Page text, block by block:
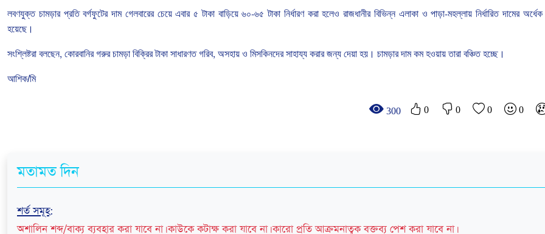
লবণযুক্ত চামড়ার প্রতি বর্গফুটের দাম গেলবারের চেয়ে এবার ৫ টাকা বাড়িয়ে ৬০-৬৫ টাকা নির্ধারণ করা হলেও রাজধানীর বিভিন্ন এলাকা ও পাড়া-মহল্লায় নির্ধারিত দামের অর্ধেক
হয়েছে।
সংশ্লিষ্টরা বলছেন, কোরবানির গরুর চামড়া বিক্রির টাকা সাধারণত গরিব, অসহায় ও মিসকিনদের সাহায্য করার জন্য দেয়া হয়। চামড়ার দাম কম হওয়ায় তারা বঞ্চিত হচ্ছে।
আশিক/মি
300 0 0 0 0
মতামত দিন
শর্ত সমূহ:
অশালিন শব্দ/বাক্য ব্যবহার করা যাবে না। কাউকে কটাক্ষ করা যাবে না। কারো প্রতি আক্রমনাত্বক বক্তব্য পেশ করা যাবে না।